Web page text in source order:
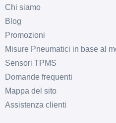
Chi siamo
Blog
Promozioni
Misure Pneumatici in base al
Sensori TPMS
Domande frequenti
Mappa del sito
Assistenza clienti